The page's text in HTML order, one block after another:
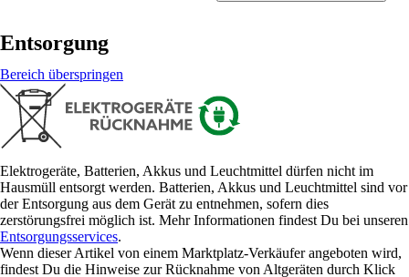
Entsorgung
Bereich überspringen
Elektrogeräte, Batterien, Akkus und Leuchtmittel dürfen nicht im
Hausmüll entsorgt werden. Batterien, Akkus und Leuchtmittel sind vor
der Entsorgung aus dem Gerät zu entnehmen, sofern dies
zerstörungsfrei möglich ist. Mehr Informationen findest Du bei unseren
Entsorgungsservices.
Wenn dieser Artikel von einem Marktplatz-Verkäufer angeboten wird,
findest Du die Hinweise zur Rücknahme von Altgeräten durch Klick